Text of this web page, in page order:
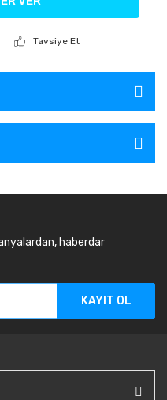
Tavsiye Et
haberdar
KAYIT OL